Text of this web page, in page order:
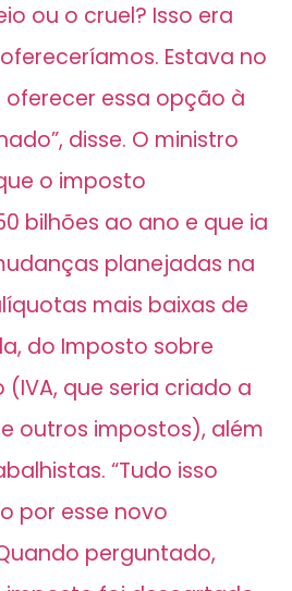
ou o cruel? Isso era
Estava no
essa opção à
disse. O ministro
o imposto
bilhões ao ano e que ia
planejadas na
mais baixas de
do Imposto sobre
que seria criado a
outros impostos), além
“Tudo isso
por esse novo
perguntado,